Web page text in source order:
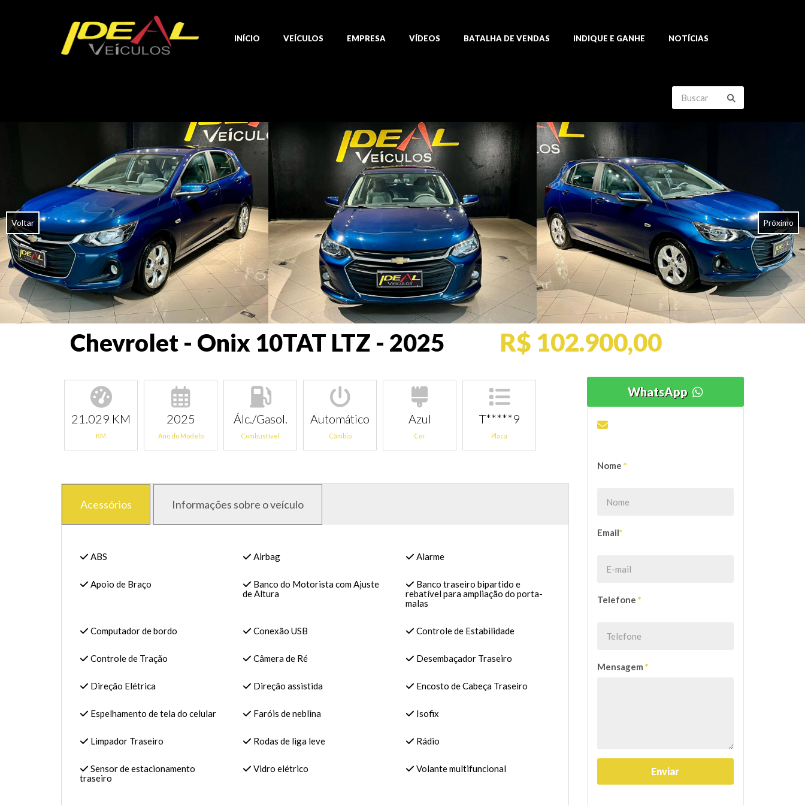
INÍCIO VEÍCULOS EMPRESA VÍDEOS BATALHA DE VENDAS INDIQUE E GANHE NOTÍCIAS
Voltar Próximo
Chevrolet - Onix 10TAT LTZ - 2025 R$ 102.900,00
21.029 KM
KM
2025
Ano do Modelo
Álc./Gasol.
Combustível
Automático
Câmbio
Azul
Cor
T*****9
Placa
Acessórios Informações sobre o veículo
ABS Airbag Alarme
Apoio de Braço
Banco do Motorista com Ajuste
de Altura
Banco traseiro bipartido e
rebatível para ampliação do porta-
malas
Computador de bordo Conexão USB Controle de Estabilidade
Controle de Tração Câmera de Ré Desembaçador Traseiro
Direção Elétrica Direção assistida Encosto de Cabeça Traseiro
Espelhamento de tela do celular Faróis de neblina Isofix
Limpador Traseiro Rodas de liga leve Rádio
Sensor de estacionamento
traseiro
Vidro elétrico Volante multifuncional
WhatsApp
Nome *
Email*
Telefone *
Mensagem *